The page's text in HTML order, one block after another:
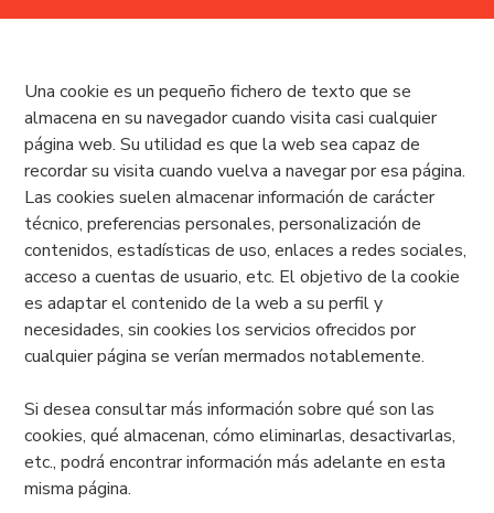
Una cookie es un pequeño fichero de texto que se
almacena en su navegador cuando visita casi cualquier
página web. Su utilidad es que la web sea capaz de
recordar su visita cuando vuelva a navegar por esa página.
Las cookies suelen almacenar información de carácter
técnico, preferencias personales, personalización de
contenidos, estadísticas de uso, enlaces a redes sociales,
acceso a cuentas de usuario, etc. El objetivo de la cookie
es adaptar el contenido de la web a su perfil y
necesidades, sin cookies los servicios ofrecidos por
cualquier página se verían mermados notablemente.
Si desea consultar más información sobre qué son las
cookies, qué almacenan, cómo eliminarlas, desactivarlas,
etc., podrá encontrar información más adelante en esta
misma página.